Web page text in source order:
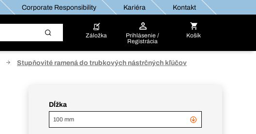
Corporate Responsibility Kariéra Kontakt
Záložka
Prihlásenie /
Registrácia
Košík
Stupňovité ramená do trubkových nástrčných kľúčov
Dĺžka
100 mm